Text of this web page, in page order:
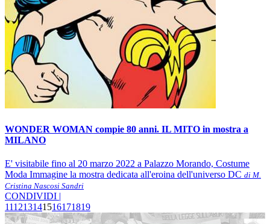
WONDER WOMAN compie 80 anni. IL MITO in mostra a
MILANO
E' visitabile fino al 20 marzo 2022 a Palazzo Morando, Costume
Moda Immagine la mostra dedicata all'eroina dell'universo DC di M.
Cristina Nascosi Sandri
CONDIVIDI |
111213141516171819